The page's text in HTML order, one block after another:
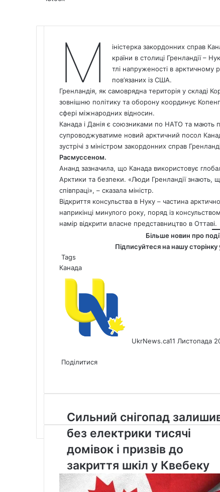
М іністерка закордонних справ
країни в столиці Гренландії –
тлі напруженості в арктичному
пов’язаних із США.
Гренландія, як самоврядна територія у складі
зовнішню політику та оборону координує
сфері міжнародних відносин.
Канада і Данія є союзниками по НАТО та мають
супроводжуватиме новий арктичний посол
зустрічі з міністром закордонних справ
Расмуссеном.
Ананд зазначила, що Канада використовує
Арктики та безпеки. «Люди Гренландії знають,
співпраці», – сказала міністр.
Відкриття консульства в Нуку – частина
наприкінці минулого року, поряд із
намір відкрити власне представництво в Оттаві.
Більше новин про
Підписуйтеся на нашу сторінку
Tags
Канада
UkrNews.ca11 Листопада
via
Поділитися
Email
Сильний
снігопад
залишив
без
електрики
тисячі
домівок
і
Сильний снігопад
без електрики тисячі
домівок і призвів до
закриття шкіл у Квебеку